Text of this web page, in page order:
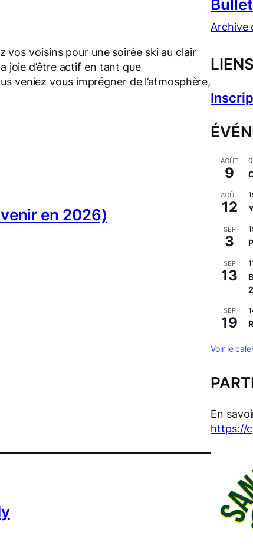
vos voisins pour une soirée ski au clair
joie d’être actif en tant que
veniez vous imprégner de l’atmosphère,
en 2026)
Archive
AOÛT
9
AOÛT
12
SEP
3
SEP
13
SEP
19
Voir le
En
https://